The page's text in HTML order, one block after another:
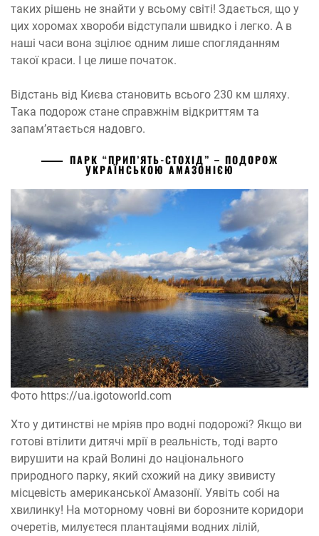
таких рішень не знайти у всьому світі! Здається, що у
цих хоромах хвороби відступали швидко і легко. А в
наші часи вона зцілює одним лише спогляданням
такої краси. І це лише початок.
Відстань від Києва становить всього 230 км шляху.
Така подорож стане справжнім відкриттям та
запам’ятається надовго.
ПАРК “ПРИП’ЯТЬ-СТОХІД” – ПОДОРОЖ
УКРАЇНСЬКОЮ АМАЗОНІЄЮ
Фото https://ua.igotoworld.com
Хто у дитинстві не мріяв про водні подорожі? Якщо ви
готові втілити дитячі мрії в реальність, тоді варто
вирушити на край Волині до національного
природного парку, який схожий на дику звивисту
місцевість американської Амазонії. Уявіть собі на
хвилинку! На моторному човні ви борозните коридори
очеретів, милуєтеся плантаціями водних лілій,